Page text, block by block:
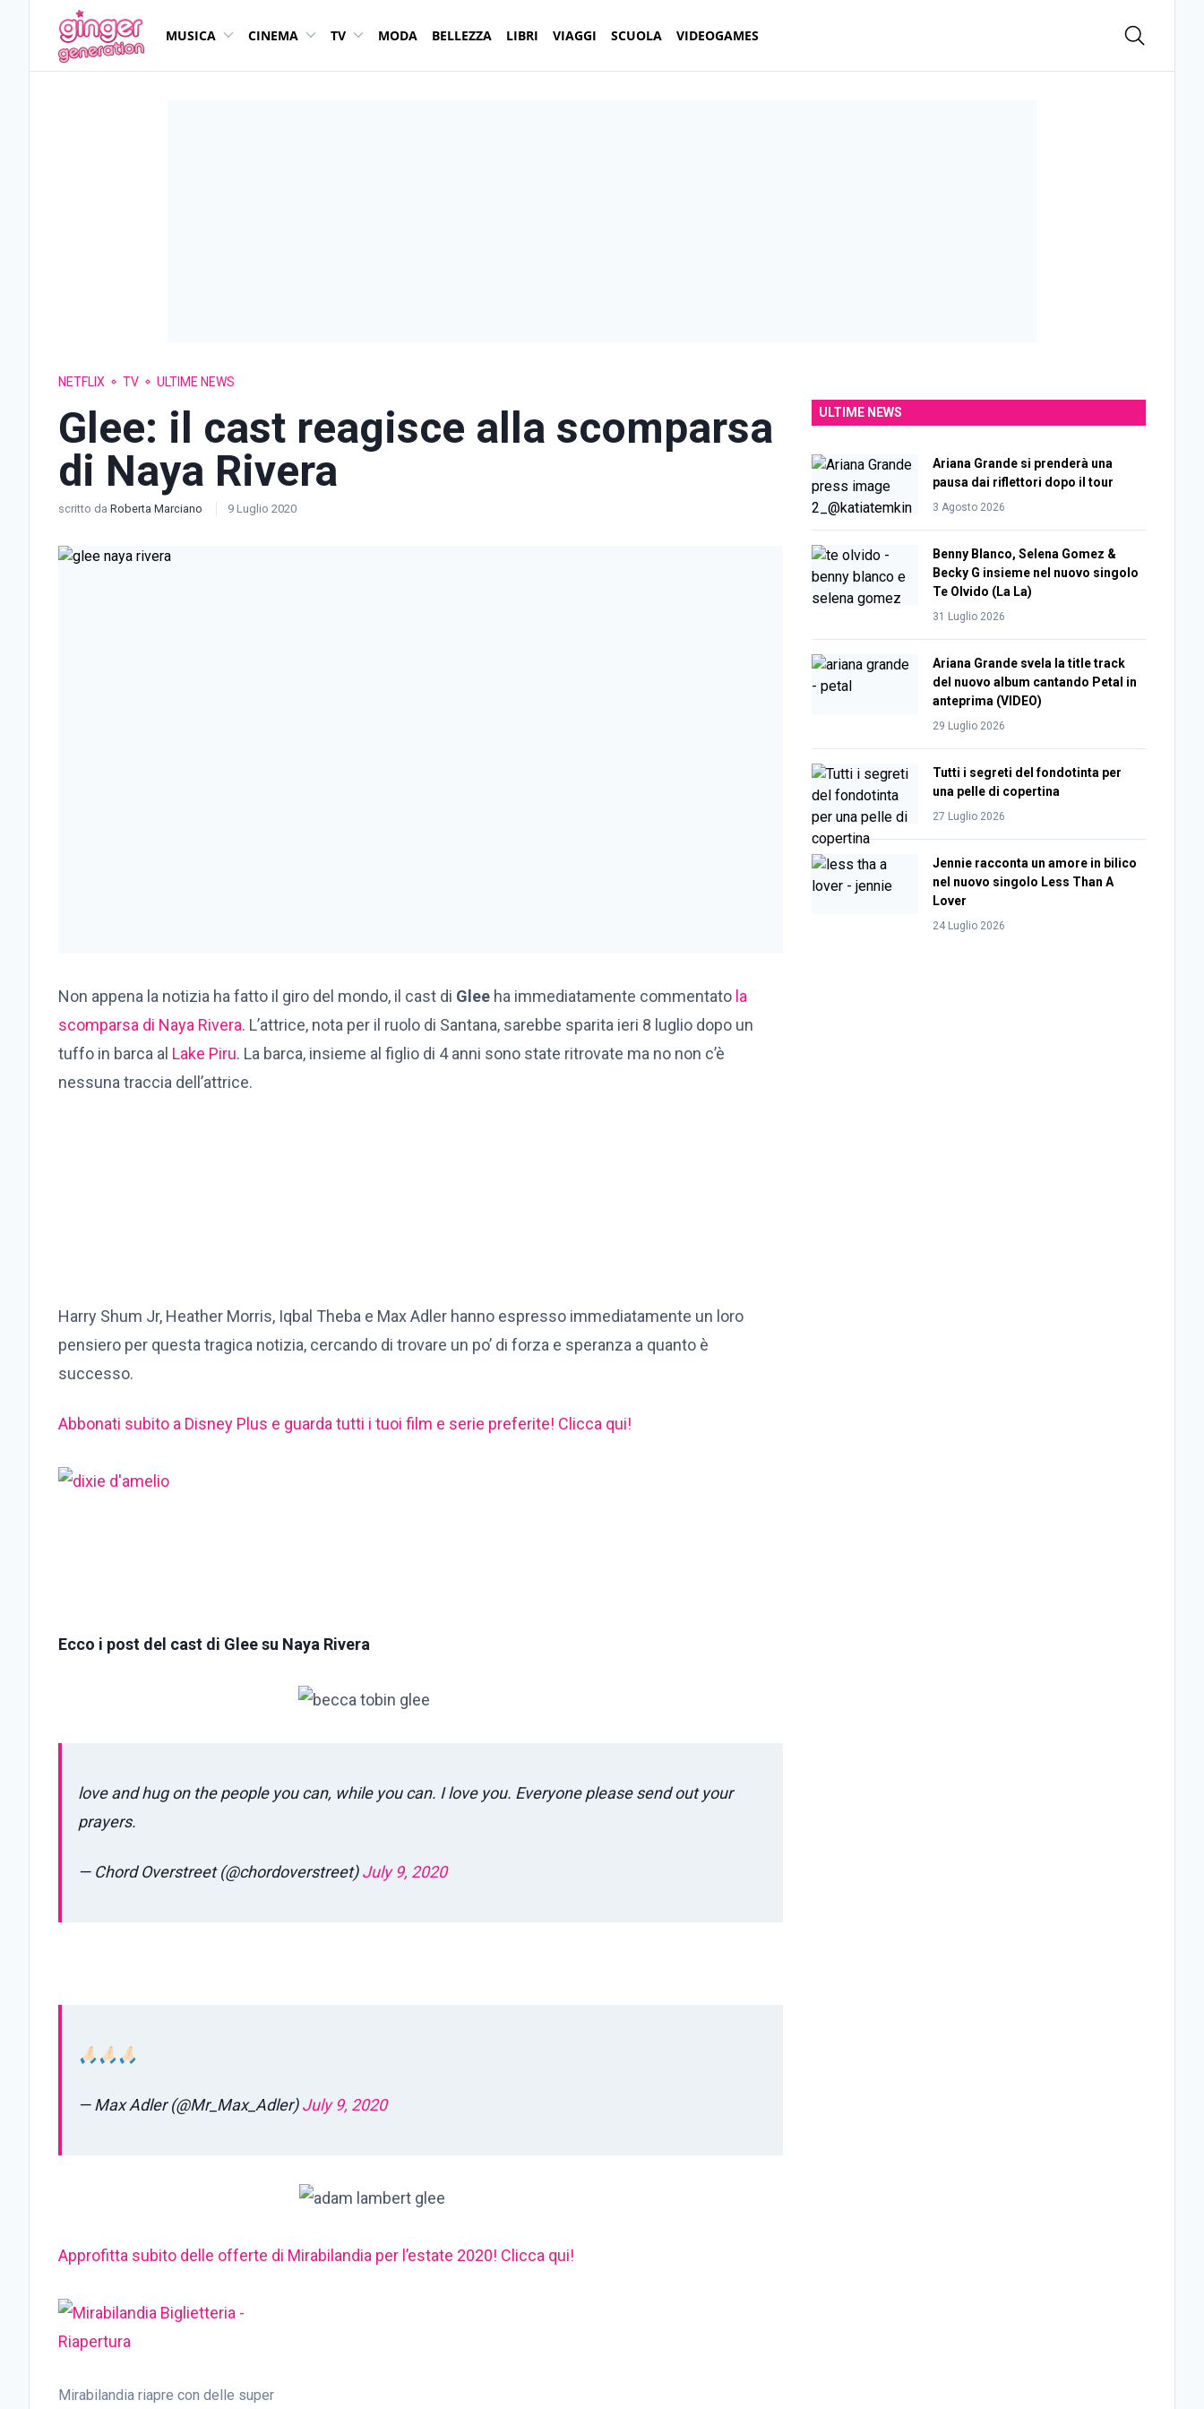
MUSICA CINEMA TV MODA BELLEZZA LIBRI VIAGGI SCUOLA VIDEOGAMES
NETFLIX TV ULTIME NEWS
Glee: il cast reagisce alla scomparsa
di Naya Rivera
scritto da Roberta Marciano 9 Luglio 2020
Non appena la notizia ha fatto il giro del mondo, il cast di Glee ha immediatamente commentato la
scomparsa di Naya Rivera. L’attrice, nota per il ruolo di Santana, sarebbe sparita ieri 8 luglio dopo un
tuffo in barca al Lake Piru. La barca, insieme al figlio di 4 anni sono state ritrovate ma no non c’è
nessuna traccia dell’attrice.
Harry Shum Jr, Heather Morris, Iqbal Theba e Max Adler hanno espresso immediatamente un loro
pensiero per questa tragica notizia, cercando di trovare un po’ di forza e speranza a quanto è
successo.
Abbonati subito a Disney Plus e guarda tutti i tuoi film e serie preferite! Clicca qui!
Ecco i post del cast di Glee su Naya Rivera
love and hug on the people you can, while you can. I love you. Everyone please send out your
prayers.
— Chord Overstreet (@chordoverstreet)July 9, 2020
🙏🏻🙏🏻🙏🏻
— Max Adler (@Mr_Max_Adler)July 9, 2020
Approfitta subito delle offerte di Mirabilandia per l’estate 2020! Clicca qui!
Mirabilandia riapre con delle super
ULTIME NEWS
Ariana Grande si prenderà una
pausa dai riflettori dopo il tour
3 Agosto 2026
Benny Blanco, Selena Gomez &
Becky G insieme nel nuovo singolo
Te Olvido (La La)
31 Luglio 2026
Ariana Grande svela la title track
del nuovo album cantando Petal in
anteprima (VIDEO)
29 Luglio 2026
Tutti i segreti del fondotinta per
una pelle di copertina
27 Luglio 2026
Jennie racconta un amore in bilico
nel nuovo singolo Less Than A
Lover
24 Luglio 2026